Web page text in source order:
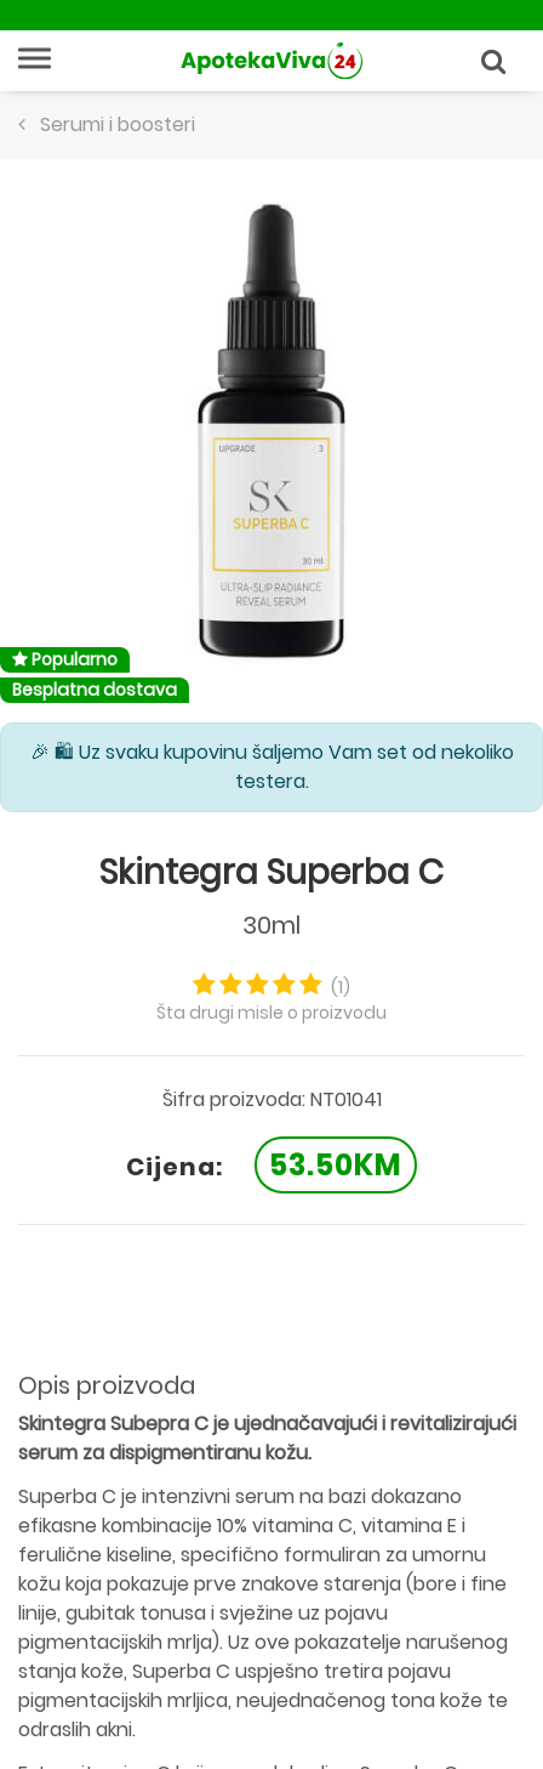
Serumi i boosteri
Popularno
Besplatna dostava
🎉 🛍️ Uz svaku kupovinu šaljemo Vam set od nekoliko
testera.
Skintegra Superba C
30ml
(1)
Šta drugi misle o proizvodu
Šifra proizvoda: NT01041
Cijena: 53.50KM
Opis proizvoda
Skintegra Subepra C je ujednačavajući i revitalizirajući
serum za dispigmentiranu kožu.
Superba C je intenzivni serum na bazi dokazano
efikasne kombinacije 10% vitamina C, vitamina E i
ferulične kiseline, specifično formuliran za umornu
kožu koja pokazuje prve znakove starenja (bore i fine
linije, gubitak tonusa i svježine uz pojavu
pigmentacijskih mrlja). Uz ove pokazatelje narušenog
stanja kože, Superba C uspješno tretira pojavu
pigmentacijskih mrljica, neujednačenog tona kože te
odraslih akni.